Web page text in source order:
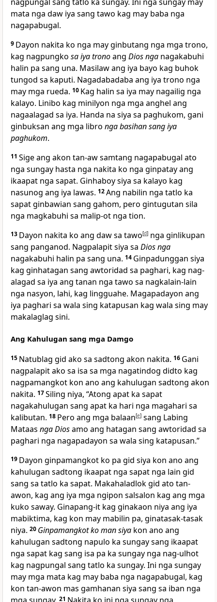
mata nga daw iya sang tawo kag may baba nga
nagapabugal.
9 Dayon nakita ko nga may ginbutang nga mga trono,
kag nagpungko sa iya tronoang Dios nga nagakabuhi
halin pa sang una. Masilaw ang iya bayo kag buhok
tungod sa kaputi. Nagadabadaba ang iya trono nga
may mga rueda. 10 Kag halin sa iya may nagailig nga
kalayo. Linibo kag minilyon nga mga anghel ang
nagaalagad sa iya. Handa na siya sa paghukom, gani
ginbuksan ang mga libro nga basihan sang iya
paghukom.
11 Sige ang akon tan-aw samtang nagapabugal ato
nga sungay hasta nga nakita ko nga ginpatay ang
ikaapat nga sapat. Ginhaboy siya sa kalayo kag
nasunog ang iya lawas. 12Ang nabilin nga tatlo ka
sapat ginbawian sang gahom, pero gintugutan sila
nga magkabuhi sa malip-ot nga tion.
13 Dayon nakita ko ang daw sa tawo[d] nga ginlikupan
sang panganod. Nagpalapit siya sa Dios nga
nagakabuhi halin pa sang una. 14 Ginpadunggan siya
kag ginhatagan sang awtoridad sa paghari, kag nag-
alagad sa iya ang tanan nga tawo sa nagkalain-lain
nga nasyon, lahi, kag lingguahe. Magapadayon ang
iya paghari sa wala sing katapusan kag wala sing may
makalaglag sini.
Ang Kahulugan sang mga Damgo
15 Natublag gid ako sa sadtong akon nakita. 16 Gani
nagpalapit ako sa isa sa mga nagatindog didto kag
nagpamangkot kon ano ang kahulugan sadtong akon
nakita. 17Siling niya, “Atong apat ka sapat
nagakahulugan sang apat ka hari nga magahari sa
kalibutan. 18 Pero ang mga balaan[e] sang Labing
Mataas nga Diosamo ang hatagan sang awtoridad sa
paghari nga nagapadayon sa wala sing katapusan.”
19 Dayon ginpamangkot ko pa gid siya kon ano ang
kahulugan sadtong ikaapat nga sapat nga lain gid
sang sa tatlo ka sapat. Makahaladlok gid ato tan-
awon, kag ang iya mga ngipon salsalon kag ang mga
kuko saway. Ginapang-it kag ginakaon niya ang iya
mabiktima, kag kon may mabilin pa, ginatasak-tasak
niya. 20 Ginpamangkot ko man siya kon ano ang
kahulugan sadtong napulo ka sungay sang ikaapat
nga sapat kag sang isa pa ka sungay nga nag-ulhot
kag nagpungal sang tatlo ka sungay. Ini nga sungay
may mga mata kag may baba nga nagapabugal, kag
kon tan-awon mas gamhanan siya sang sa iban nga
21